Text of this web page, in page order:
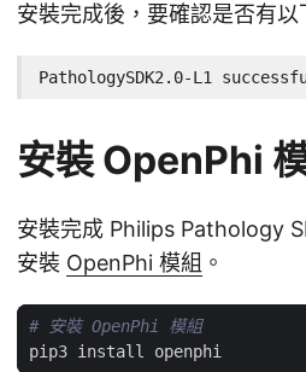
安裝完成後，要確認是否有以
PathologySDK2.0-L1
安裝 OpenPhi
安裝完成 Philips Pathology
安裝 OpenPhi 模組 。
# 安裝 OpenPhi 模組